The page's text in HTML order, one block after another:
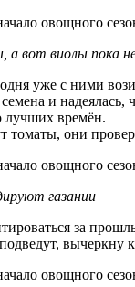
вот виолы пока
уже с ними
и
лучших времён.
томаты, они
газании
за
вычеркну